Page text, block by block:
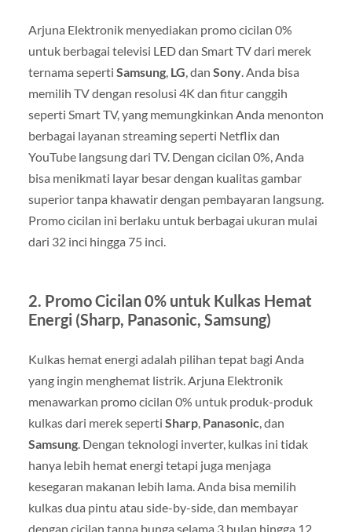
Arjuna Elektronik menyediakan promo cicilan 0%
untuk berbagai televisi LED dan Smart TV dari merek
ternama seperti Samsung, LG , dan Sony. Anda bisa
memilih TV dengan resolusi 4K dan fitur canggih
seperti Smart TV, yang memungkinkan Anda menonton
berbagai layanan streaming seperti Netflix dan
YouTube langsung dari TV. Dengan cicilan 0%, Anda
bisa menikmati layar besar dengan kualitas gambar
superior tanpa khawatir dengan pembayaran langsung.
Promo cicilan ini berlaku untuk berbagai ukuran mulai
dari 32 inci hingga 75 inci.
2. Promo Cicilan 0% untuk Kulkas Hemat
Energi (Sharp, Panasonic, Samsung)
Kulkas hemat energi adalah pilihan tepat bagi Anda
yang ingin menghemat listrik. Arjuna Elektronik
menawarkan promo cicilan 0% untuk produk-produk
kulkas dari merek seperti Sharp, Panasonic , dan
Samsung. Dengan teknologi inverter, kulkas ini tidak
hanya lebih hemat energi tetapi juga menjaga
kesegaran makanan lebih lama. Anda bisa memilih
kulkas dua pintu atau side-by-side, dan membayar
dengan cicilan tanpa bunga selama 3 bulan hingga 12